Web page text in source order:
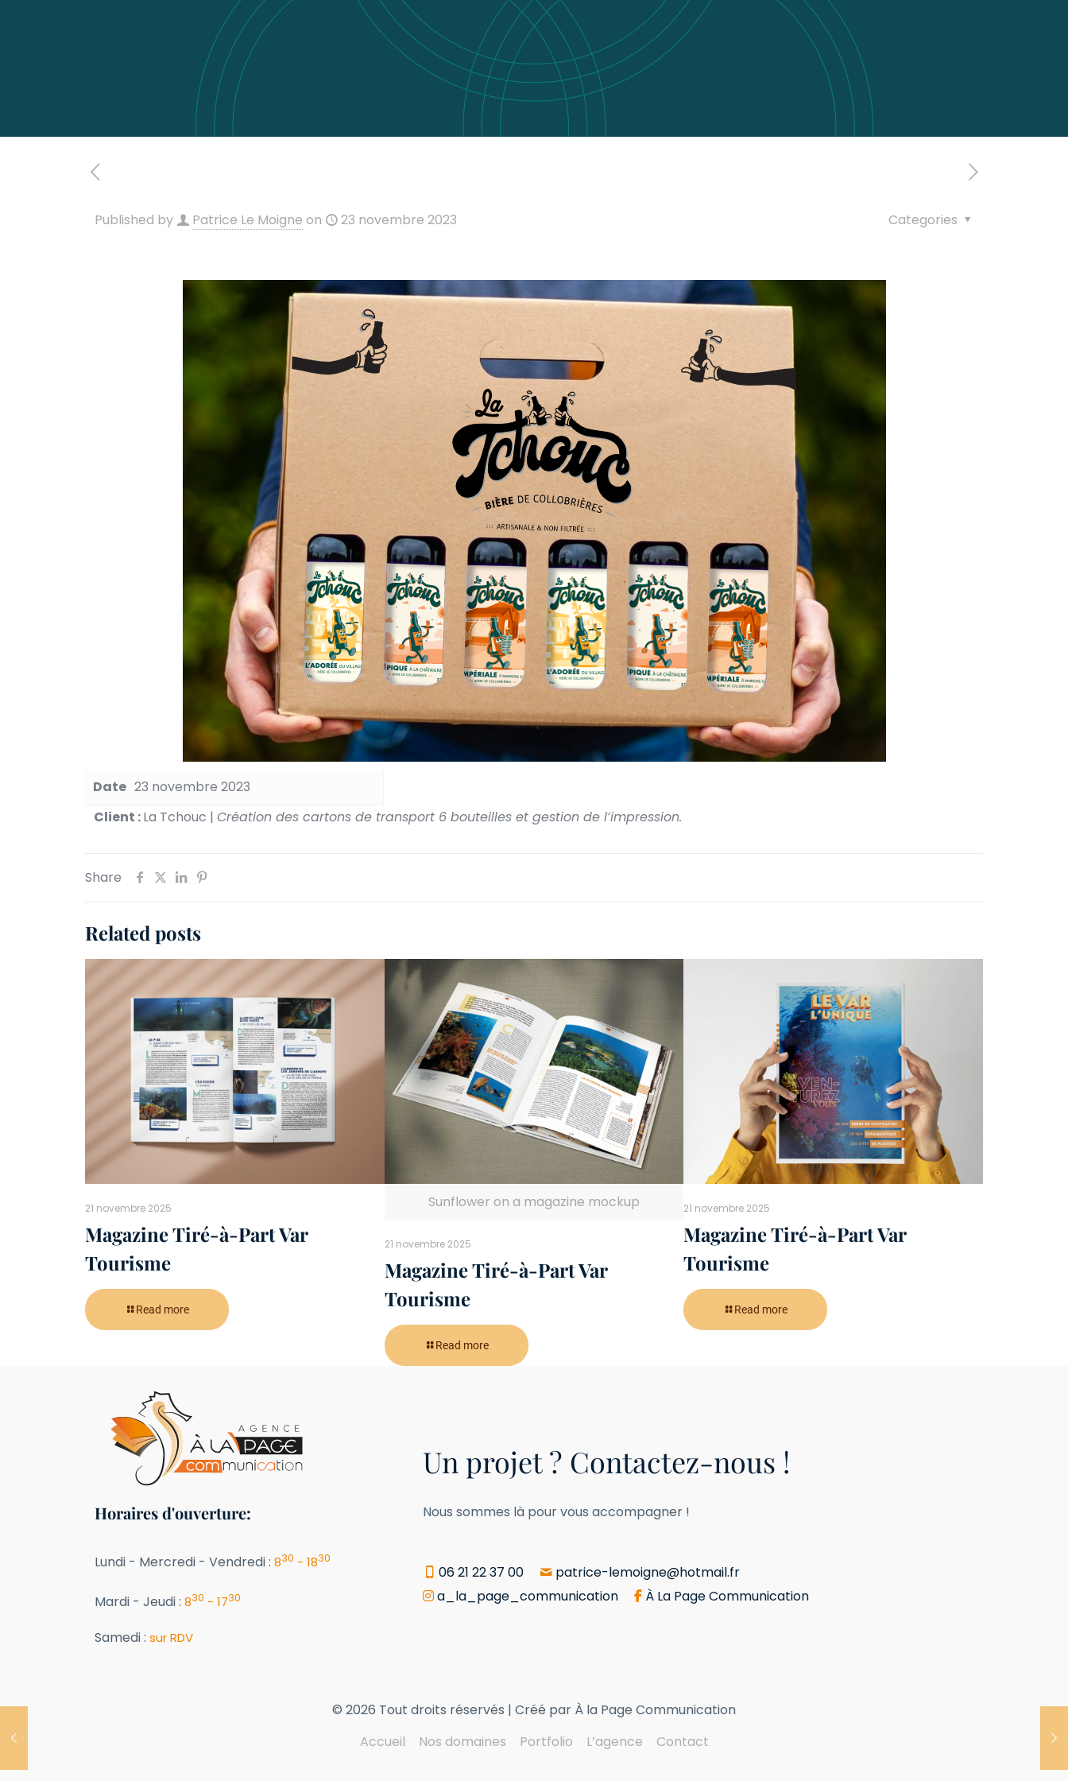
Published by Patrice Le Moigne on 23 novembre 2023 Categories
Date 23 novembre 2023
Client :La Tchouc |Création des cartons de transport 6 bouteilles et gestion de l’impression.
Share
Related posts
21 novembre 2025
Magazine Tiré-à-Part Var
Tourisme
Read more
Sunflower on a magazine mockup
21 novembre 2025
Magazine Tiré-à-Part Var
Tourisme
Read more
21 novembre 2025
Magazine Tiré-à-Part Var
Tourisme
Read more
Horaires d'ouverture:
Lundi - Mercredi - Vendredi : 830 - 1830
Mardi - Jeudi : 830 - 1730
Samedi : sur RDV
Un projet ? Contactez-nous !
Nous sommes là pour vous accompagner !
06 21 22 37 00
patrice-lemoigne@hotmail.fr
a_la_page_communication
À La Page Communication
© 2026 Tout droits réservés | Créé par À la Page Communication
Accueil
Nos domaines Portfolio L’agence Contact